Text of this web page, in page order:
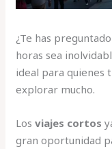
¿Te has
horas sea
ideal para quienes
explorar mucho.
Losviajes cortos
gran oportunidad